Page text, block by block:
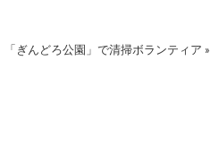
「ぎんどろ公園」で清掃ボランティア »